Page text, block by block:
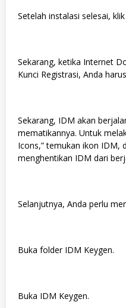
Setelah instalasi selesai, klik
Sekarang, ketika Internet
Kunci Registrasi, Anda
Sekarang, IDM akan
mematikannya. Untuk
Icons,” temukan ikon IDM,
menghentikan IDM dari
Selanjutnya, Anda perlu
Buka folder IDM Keygen.
Buka IDM Keygen.